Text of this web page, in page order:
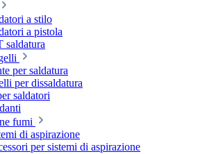
a stilo
a pistola
saldatura
per saldatura
per dissaldatura
saldatori
fumi
di aspirazione
per sistemi di aspirazione